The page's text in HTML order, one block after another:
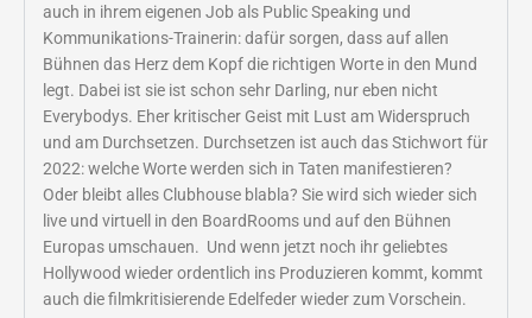
auch in ihrem eigenen Job als Public Speaking und
Kommunikations-Trainerin: dafür sorgen, dass auf allen
Bühnen das Herz dem Kopf die richtigen Worte in den Mund
legt. Dabei ist sie ist schon sehr Darling, nur eben nicht
Everybodys. Eher kritischer Geist mit Lust am Widerspruch
und am Durchsetzen. Durchsetzen ist auch das Stichwort für
2022: welche Worte werden sich in Taten manifestieren?
Oder bleibt alles Clubhouse blabla? Sie wird sich wieder sich
live und virtuell in den BoardRooms und auf den Bühnen
Europas umschauen. Und wenn jetzt noch ihr geliebtes
Hollywood wieder ordentlich ins Produzieren kommt, kommt
auch die filmkritisierende Edelfeder wieder zum Vorschein.